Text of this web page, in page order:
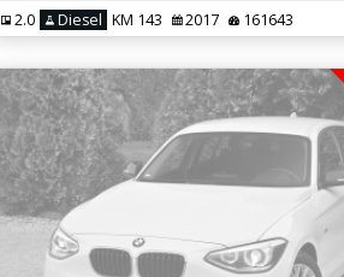
2.0 Diesel KM 143 2017 161643